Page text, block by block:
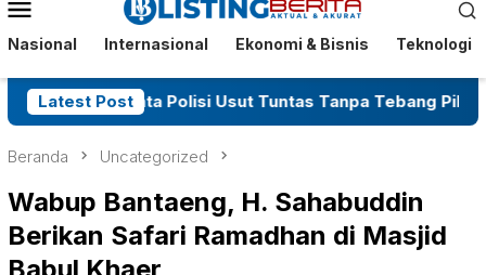
Mobile
Nasional Internasional Ekonomi & Bisnis Teknologi
Latest Post
Polisi Usut Tuntas Tanpa Tebang Pilih Sosok
Beranda Uncategorized
Wabup Bantaeng, H. Sahabuddin
Berikan Safari Ramadhan di Masjid